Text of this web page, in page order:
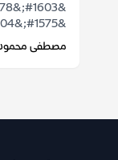
&#1575;&#1604;&...
مصطفى